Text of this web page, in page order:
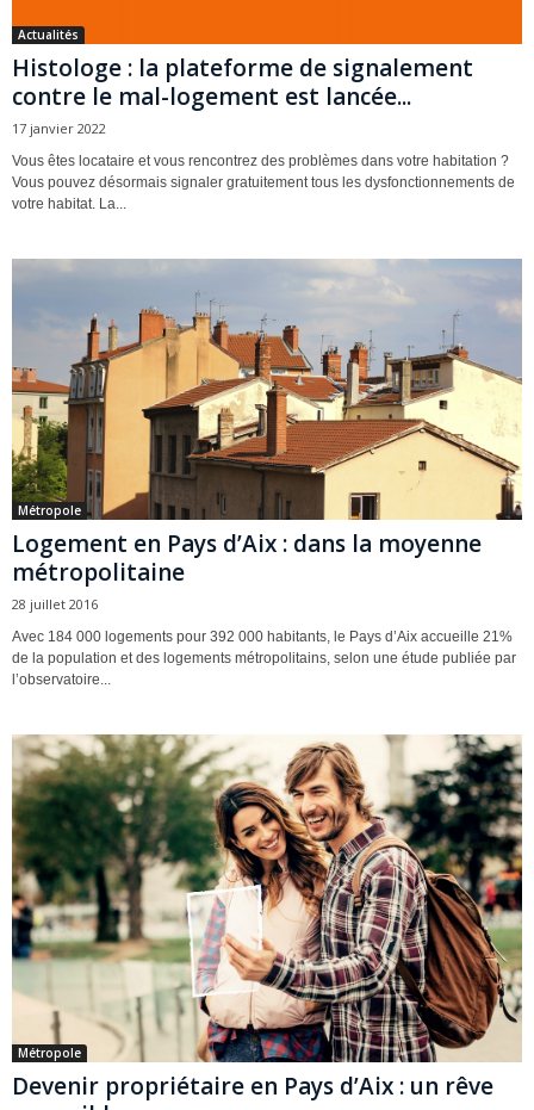
Actualités
Histologe : la plateforme de signalement
contre le mal-logement est lancée...
17 janvier 2022
Vous êtes locataire et vous rencontrez des problèmes dans votre habitation ?
Vous pouvez désormais signaler gratuitement tous les dysfonctionnements de
votre habitat. La...
Métropole
Logement en Pays d’Aix : dans la moyenne
métropolitaine
28 juillet 2016
Avec 184 000 logements pour 392 000 habitants, le Pays d’Aix accueille 21%
de la population et des logements métropolitains, selon une étude publiée par
l’observatoire...
Métropole
Devenir propriétaire en Pays d’Aix : un rêve